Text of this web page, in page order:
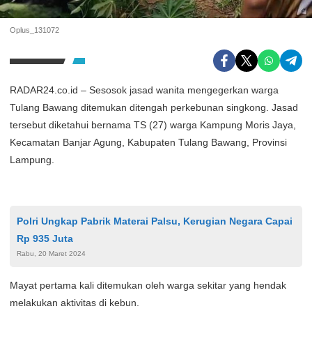
Oplus_131072
RADAR24.co.id – Sesosok jasad wanita mengegerkan warga
Tulang Bawang ditemukan ditengah perkebunan singkong. Jasad
tersebut diketahui bernama TS (27) warga Kampung Moris Jaya,
Kecamatan Banjar Agung, Kabupaten Tulang Bawang, Provinsi
Lampung.
Polri Ungkap Pabrik Materai Palsu, Kerugian Negara Capai
Rp 935 Juta
Rabu, 20 Maret 2024
Mayat pertama kali ditemukan oleh warga sekitar yang hendak
melakukan aktivitas di kebun.